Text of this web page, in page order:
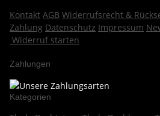
Kontakt AGB Widerrufsrecht &
Zahlung Datenschutz Impressum
Widerruf starten
Zahlungen
Kategorien